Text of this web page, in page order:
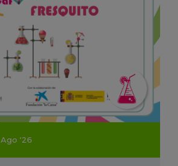
Ago '26